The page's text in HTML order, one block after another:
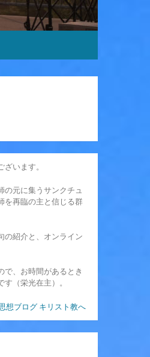
います。
の元に集うサンクチュ
を再臨の主と信じる群
の紹介と、オンライン
で、お時間があるとき
（栄光在主）。